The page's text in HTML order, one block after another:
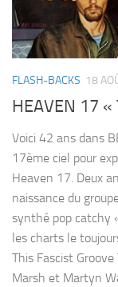
FLASH-BACKS 18
HEAVEN 17
Voici 42 ans dans
17ème ciel pour
Heaven 17. Deux
naissance du
synthé pop catchy
les charts le
This Fascist
Marsh et Martyn